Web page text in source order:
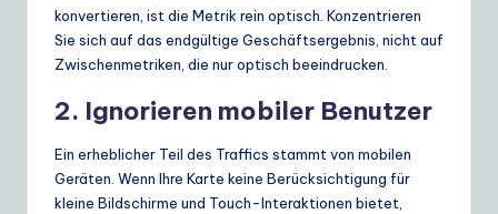
konvertieren, ist die Metrik rein optisch. Konzentrieren
Sie sich auf das endgültige Geschäftsergebnis, nicht auf
Zwischenmetriken, die nur optisch beeindrucken.
2. Ignorieren mobiler Benutzer
Ein erheblicher Teil des Traffics stammt von mobilen
Geräten. Wenn Ihre Karte keine Berücksichtigung für
kleine Bildschirme und Touch-Interaktionen bietet,